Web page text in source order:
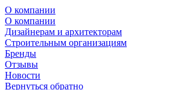
О компании
О компании
Дизайнерам и архитекторам
Строительным организациям
Бренды
Отзывы
Новости
Вернуться обратно